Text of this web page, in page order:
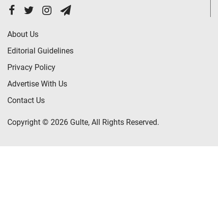
About Us
Editorial Guidelines
Privacy Policy
Advertise With Us
Contact Us
Copyright © 2026 Gulte, All Rights Reserved.